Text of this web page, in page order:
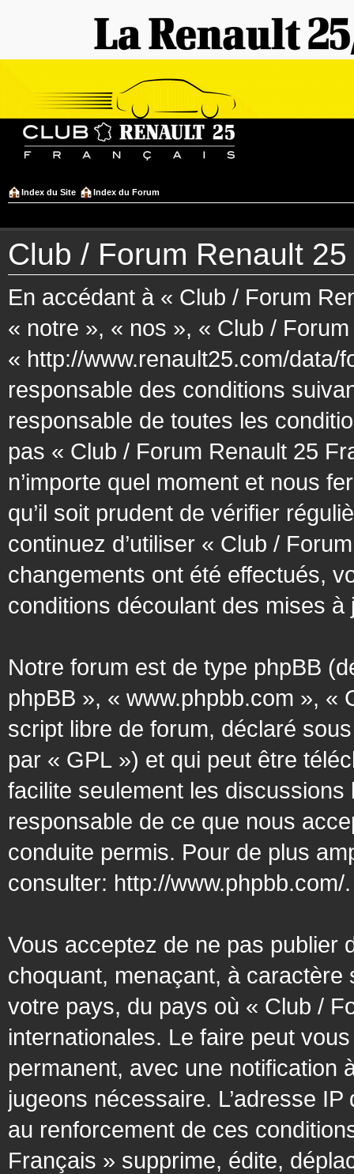
Index du Site Index du Forum
Club / Forum Renault
En accédant à « Club / Forum
« notre », « nos », « Club /
« http://www.renault25.com/data/
responsable des conditions
responsable de toutes les
pas « Club / Forum Renault 25
n’importe quel moment et nous
qu’il soit prudent de vérifier
continuez d’utiliser « Club /
changements ont été effectués,
conditions découlant des mises
Notre forum est de type phpBB
phpBB », « www.phpbb.com », «
script libre de forum, déclaré
par « GPL ») et qui peut être
facilite seulement les
responsable de ce que nous
conduite permis. Pour de plus
consulter: http://www.phpbb.com/.
Vous acceptez de ne pas publier
choquant, menaçant, à
votre pays, du pays où « Club /
internationales. Le faire peut
permanent, avec une notification
jugeons nécessaire. L’adresse
au renforcement de ces
Français » supprime, édite,